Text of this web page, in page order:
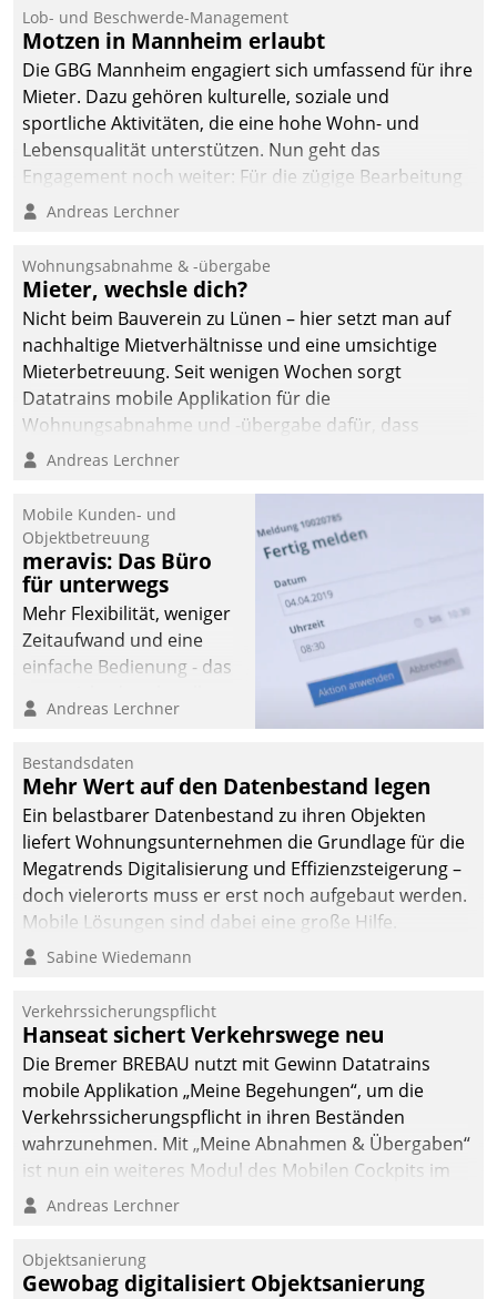
Ressort Kapitalanlage für
künftige Aufgaben und
Herausforderungen
gerüstet.
Lob- und Beschwerde-Management
Motzen in Mannheim erlaubt
Die GBG Mannheim engagiert sich umfassend für ihre
Mieter. Dazu gehören kulturelle, soziale und
sportliche Aktivitäten, die eine hohe Wohn- und
Lebensqualität unterstützen. Nun geht das
Engagement noch weiter: Für die zügige Bearbeitung
von Beschwerden – oder Lob – richtet das
und Beschwerde-Management einen eigenen Kanal
ein.
Andreas Lerchner
Wohnungsabnahme & -übergabe
Mieter, wechsle dich?
Nicht beim Bauverein zu Lünen – hier setzt man auf
nachhaltige Mietverhältnisse und eine umsichtige
Mieterbetreuung. Seit wenigen Wochen sorgt
Datatrains mobile Applikation für die
Wohnungsabnahme und -übergabe dafür, dass
Mieter wohlgeordnet kommen und, so es sein muss,
Andreas Lerchner
Mobile Kunden- und
Objektbetreuung
meravis: Das Büro
für unterwegs
Mehr Flexibilität, weniger
Zeitaufwand und eine
einfache Bedienung - das
Cockpit für mobile
Datatrain. Die meravis
Wohnungsbau- und
Immobilien GmbH hat
sich dabei für den Betrieb
der Lösung über die SAP
Cloud Platform
entschieden - als erstes
Unternehmen am
Andreas Lerchner
Bestandsdaten
Mehr Wert auf den Datenbestand legen
Ein belastbarer Datenbestand zu ihren Objekten
liefert Wohnungsunternehmen die Grundlage für die
Megatrends Digitalisierung und Effizienzsteigerung –
doch vielerorts muss er erst noch aufgebaut werden.
Mobile Lösungen sind dabei eine große Hilfe.
Sabine Wiedemann
Verkehrssicherungspflicht
Hanseat sichert Verkehrswege neu
Die Bremer BREBAU nutzt mit Gewinn Datatrains
mobile Applikation „Meine Begehungen“, um die
Verkehrssicherungspflicht in ihren Beständen
wahrzunehmen. Mit „Meine Abnahmen & Übergaben“
ist nun ein weiteres Modul des Mobilen Cockpits im
Einsatz.
Andreas Lerchner
Objektsanierung
Gewobag digitalisiert Objektsanierung